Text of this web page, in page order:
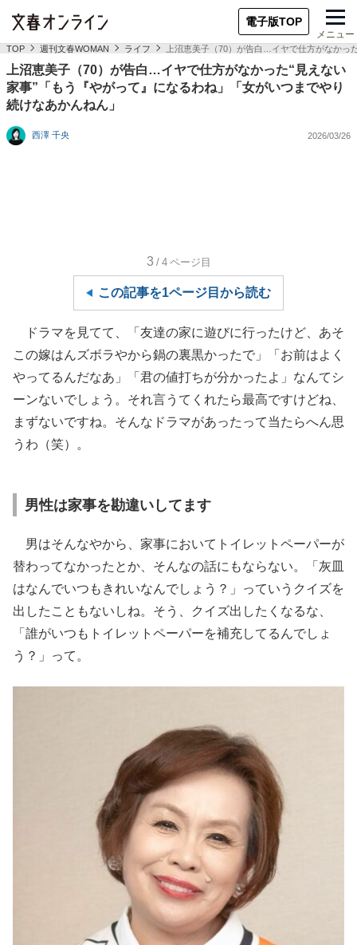
電子版TOP
メニュー
TOP 週刊文春WOMAN ライフ 上沼恵美子（70）が告白…イヤで仕方がなかっ
上沼恵美子（70）が告白…イヤで仕方がなかった“見えない
家事”「もう『やがって』になるわね」「女がいつまでやり
続けなあかんねん」
西澤 千央 2026/03/26
3 /4 ページ目
この記事を1ページ目から読む
ドラマを見てて、「友達の家に遊びに行ったけど、あそ
この嫁はんズボラやから鍋の裏黒かったで」「お前はよく
やってるんだなあ」「君の値打ちが分かったよ」なんてシ
ーンないでしょう。それ言うてくれたら最高ですけどね、
まずないですね。そんなドラマがあったって当たらへん思
うわ（笑）。
男性は家事を勘違いしてます
男はそんなやから、家事においてトイレットペーパーが
替わってなかったとか、そんなの話にもならない。「灰皿
はなんでいつもきれいなんでしょう？」っていうクイズを
出したこともないしね。そう、クイズ出したくなるな、
「誰がいつもトイレットペーパーを補充してるんでしょ
う？」って。